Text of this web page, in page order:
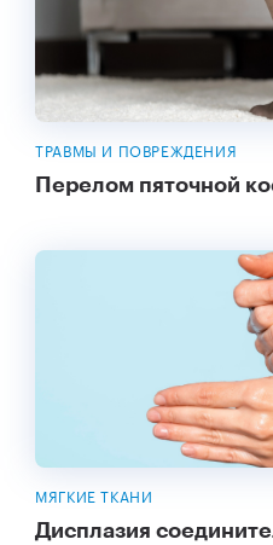
ТРАВМЫ И ПОВРЕЖДЕНИЯ
Перелом пяточной
МЯГКИЕ ТКАНИ
Дисплазия